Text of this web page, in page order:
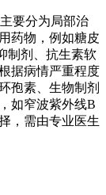
要分为局部治
药物，例如糖皮
制剂、抗生素软
据病情严重程度
孢素、生物制剂
如窄波紫外线B
，需由专业医生